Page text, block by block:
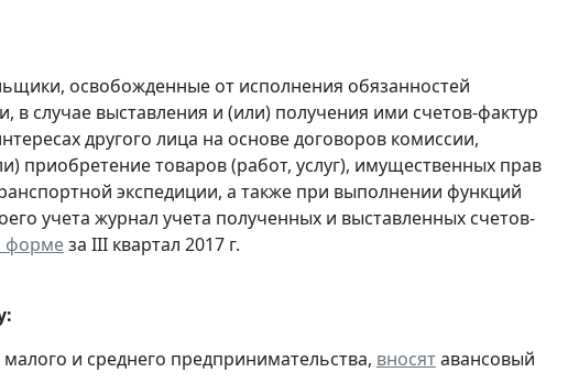
освобожденные от исполнения обязанностей
случае выставления и (или) получения ими счетов-фактур
другого лица на основе договоров комиссии,
приобретение товаров (работ, услуг), имущественных прав
экспедиции, а также при выполнении функций
учета журнал учета полученных и выставленных счетов-
формеза III квартал 2017 г.
и среднего предпринимательства, вносятавансовый